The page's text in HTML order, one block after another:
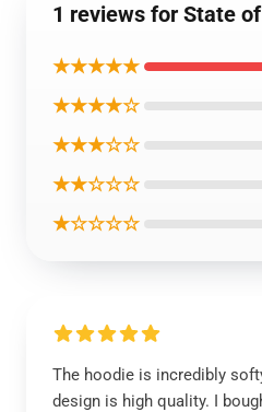
1 reviews for State
★★★★★
★★★★☆
★★★☆☆
★★☆☆☆
★☆☆☆☆
The hoodie is incredibly
design is high quality. I